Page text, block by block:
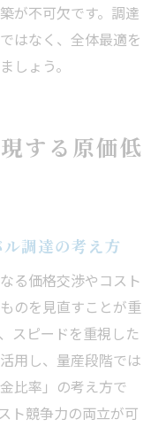
が不可欠です。調達
はなく、全体最適を
しょう。
する原価低
調達の考え方
る価格交渉やコスト
のを見直すことが重
スピードを重視した
用し、量産段階では
比率」の考え方で
ト競争力の両立が可